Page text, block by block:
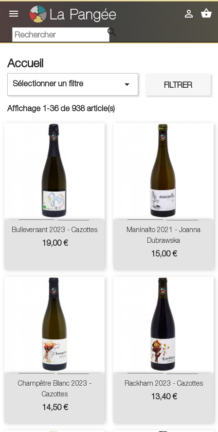
 shopping_basket


Accueil
Sélectionner un filtre  FILTRER
Affichage 1-36 de 938 article(s)
Bulleversant 2023 - Cazottes
Prix
19,00 €
Maninalto 2021 - Joanna
Dubrawska
Prix
15,00 €
Champêtre Blanc 2023 -
Cazottes
Prix
14,50 €
Rackham 2023 - Cazottes
Prix
13,40 €